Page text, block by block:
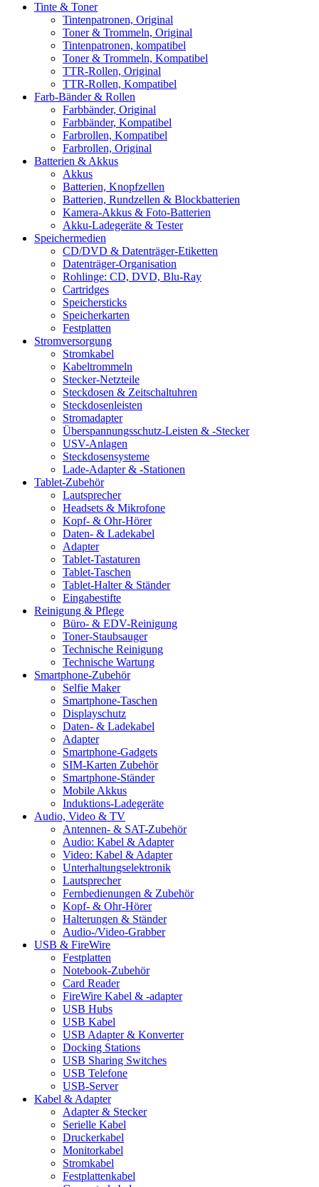
Tinte & Toner
Tintenpatronen, Original
Toner & Trommeln, Original
Tintenpatronen, kompatibel
Toner & Trommeln, Kompatibel
TTR-Rollen, Original
TTR-Rollen, Kompatibel
Farb-Bänder & Rollen
Farbbänder, Original
Farbbänder, Kompatibel
Farbrollen, Kompatibel
Farbrollen, Original
Batterien & Akkus
Akkus
Batterien, Knopfzellen
Batterien, Rundzellen & Blockbatterien
Kamera-Akkus & Foto-Batterien
Akku-Ladegeräte & Tester
Speichermedien
CD/DVD & Datenträger-Etiketten
Datenträger-Organisation
Rohlinge: CD, DVD, Blu-Ray
Cartridges
Speichersticks
Speicherkarten
Festplatten
Stromversorgung
Stromkabel
Kabeltrommeln
Stecker-Netzteile
Steckdosen & Zeitschaltuhren
Steckdosenleisten
Stromadapter
Überspannungsschutz-Leisten & -Stecker
USV-Anlagen
Steckdosensysteme
Lade-Adapter & -Stationen
Tablet-Zubehör
Lautsprecher
Headsets & Mikrofone
Kopf- & Ohr-Hörer
Daten- & Ladekabel
Adapter
Tablet-Tastaturen
Tablet-Taschen
Tablet-Halter & Ständer
Eingabestifte
Reinigung & Pflege
Büro- & EDV-Reinigung
Toner-Staubsauger
Technische Reinigung
Technische Wartung
Smartphone-Zubehör
Selfie Maker
Smartphone-Taschen
Displayschutz
Daten- & Ladekabel
Adapter
Smartphone-Gadgets
SIM-Karten Zubehör
Smartphone-Ständer
Mobile Akkus
Induktions-Ladegeräte
Audio, Video & TV
Antennen- & SAT-Zubehör
Audio: Kabel & Adapter
Video: Kabel & Adapter
Unterhaltungselektronik
Lautsprecher
Fernbedienungen & Zubehör
Kopf- & Ohr-Hörer
Halterungen & Ständer
Audio-/Video-Grabber
USB & FireWire
Festplatten
Notebook-Zubehör
Card Reader
FireWire Kabel & -adapter
USB Hubs
USB Kabel
USB Adapter & Konverter
Docking Stations
USB Sharing Switches
USB Telefone
USB-Server
Kabel & Adapter
Adapter & Stecker
Serielle Kabel
Druckerkabel
Monitorkabel
Stromkabel
Festplattenkabel